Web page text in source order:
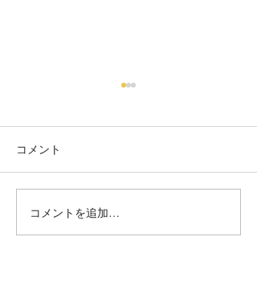
フラワー
コメント
コメントを追加…